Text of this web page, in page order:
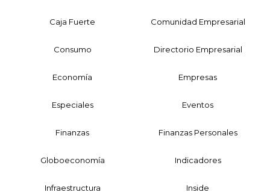
Caja Fuerte Comunidad Empresarial
Consumo Directorio Empresarial
Economía Empresas
Especiales Eventos
Finanzas Finanzas Personales
Globoeconomía Indicadores
Infraestructura Inside